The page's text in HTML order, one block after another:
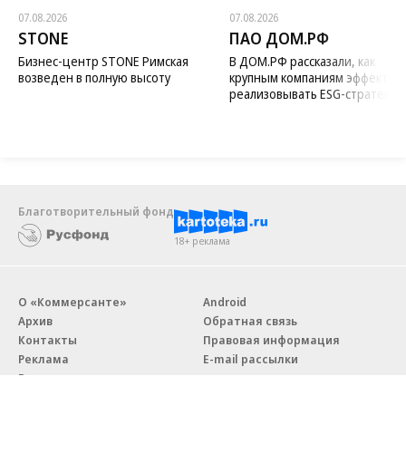
07.08.2026
STONE
Бизнес-центр STONE Римская
возведен в полную высоту
07.08.2026
ПАО ДОМ.РФ
В ДОМ.РФ рассказали, как
крупным компаниям
реализовывать ESG-стратегию
Благотворительный фонд
18+ реклама
О «Коммерсанте»
Архив
Контакты
Реклама
Вакансии
Android
Обратная связь
Правовая информация
E-mail рассылки